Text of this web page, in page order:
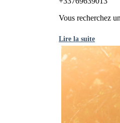
Vous recherchez
Lire la suite